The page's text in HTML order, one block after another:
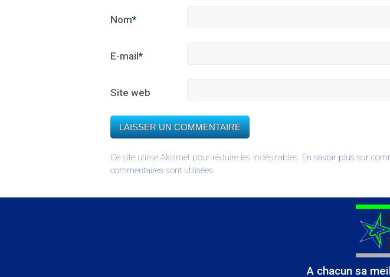
Nom*
E-mail*
Site web
Ce site utilise Akismet pour réduire les indésirables. En savoir plus sur
commentaires sont utilisées.
A chacun sa